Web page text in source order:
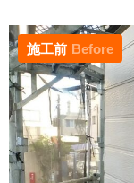
施工前 Before